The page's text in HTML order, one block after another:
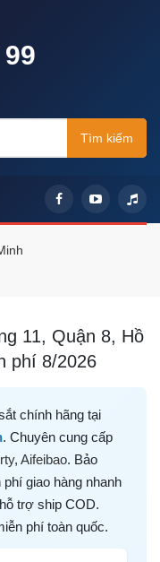
Tìm kiếm
11, Quận 8, Hồ
phí 8/2026
chính hãng tại
. Chuyên cung cấp
, Aifeibao. Bảo
giao hàng nhanh
trợ ship COD.
phí toàn quốc.